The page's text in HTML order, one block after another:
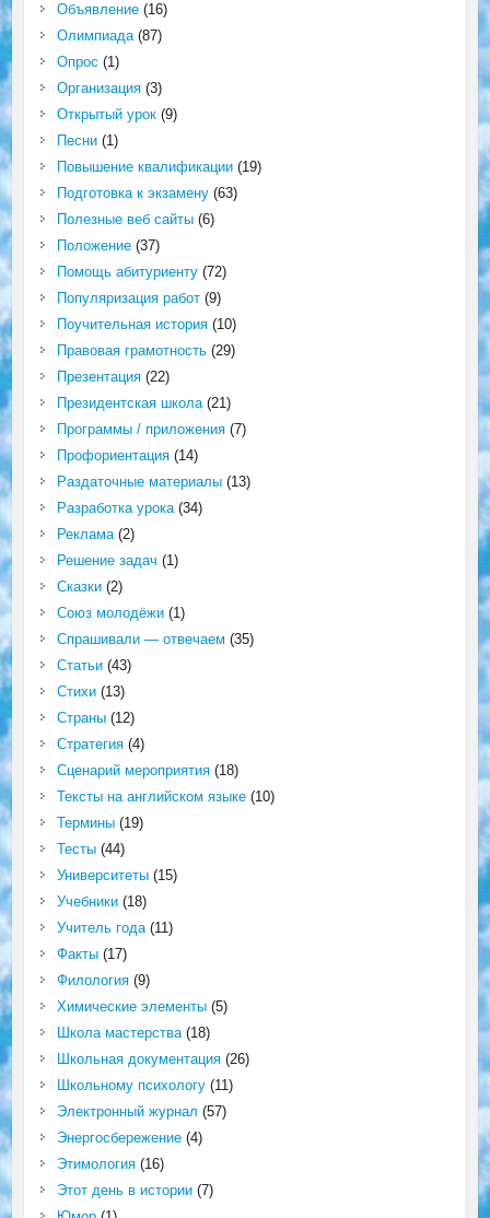
Объявление(16)
Олимпиада(87)
Опрос (1)
Организация(3)
Открытый урок(9)
Песни(1)
Повышение квалификации(19)
Подготовка к экзамену(63)
Полезные веб сайты(6)
Положение(37)
Помощь абитуриенту(72)
Популяризация работ(9)
Поучительная история(10)
Правовая грамотность(29)
Презентация(22)
Президентская школа(21)
Программы / приложения(7)
Профориентация(14)
Раздаточные материалы(13)
Разработка урока(34)
Реклама(2)
Решение задач (1)
Сказки(2)
Союз молодёжи(1)
Спрашивали — отвечаем (35)
Статьи(43)
Стихи(13)
Страны(12)
Стратегия(4)
Сценарий мероприятия(18)
Тексты на английском языке(10)
Термины(19)
Тесты(44)
Университеты(15)
Учебники(18)
Учитель года(11)
Факты(17)
Филология(9)
Химические элементы(5)
Школа мастерства(18)
Школьная документация(26)
Школьному психологу(11)
Электронный журнал (57)
Энергосбережение(4)
Этимология(16)
Этот день в истории(7)